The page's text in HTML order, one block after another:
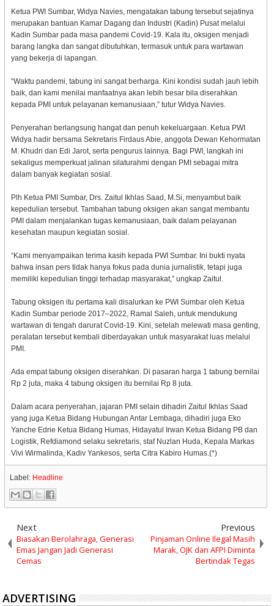
Ketua PWI Sumbar, Widya Navies, mengatakan tabung tersebut sejatinya
merupakan bantuan Kamar Dagang dan Industri (Kadin) Pusat melalui
Kadin Sumbar pada masa pandemi Covid-19. Kala itu, oksigen menjadi
barang langka dan sangat dibutuhkan, termasuk untuk para wartawan
yang bekerja di lapangan.
“Waktu pandemi, tabung ini sangat berharga. Kini kondisi sudah jauh lebih
baik, dan kami menilai manfaatnya akan lebih besar bila diserahkan
kepada PMI untuk pelayanan kemanusiaan,” tutur Widya Navies.
Penyerahan berlangsung hangat dan penuh kekeluargaan. Ketua PWI
Widya hadir bersama Sekretaris Firdaus Abie, anggota Dewan Kehormatan
M. Khudri dan Edi Jarot, serta pengurus lainnya. Bagi PWI, langkah ini
sekaligus memperkuat jalinan silaturahmi dengan PMI sebagai mitra
dalam banyak kegiatan sosial.
Plh Ketua PMI Sumbar, Drs. Zaitul Ikhlas Saad, M.Si, menyambut baik
kepedulian tersebut. Tambahan tabung oksigen akan sangat membantu
PMI dalam menjalankan tugas kemanusiaan, baik dalam pelayanan
kesehatan maupun kegiatan sosial.
“Kami menyampaikan terima kasih kepada PWI Sumbar. Ini bukti nyata
bahwa insan pers tidak hanya fokus pada dunia jurnalistik, tetapi juga
memiliki kepedulian tinggi terhadap masyarakat,” ungkap Zaitul.
Tabung oksigen itu pertama kali disalurkan ke PWI Sumbar oleh Ketua
Kadin Sumbar periode 2017–2022, Ramal Saleh, untuk mendukung
wartawan di tengah darurat Covid-19. Kini, setelah melewati masa genting,
peralatan tersebut kembali diberdayakan untuk masyarakat luas melalui
PMI.
Ada empat tabung oksigen diserahkan. Di pasaran harga 1 tabung bernilai
Rp 2 juta, maka 4 tabung oksigen itu bernilai Rp 8 juta.
Dalam acara penyerahan, jajaran PMI selain dihadiri Zaitul Ikhlas Saad
yang juga Ketua Bidang Hubungan Antar Lembaga, dihadiri juga Eko
Yanche Edrie Ketua Bidang Humas, Hidayatul Irwan Ketua Bidang PB dan
Logistik, Refdiamond selaku sekretaris, staf Nuzlan Huda, Kepala Markas
Vivi Wirmalinda, Kadiv Yankesos, serta Citra Kabiro Humas.(*)
Label: Headline
Next
Biasakan Berolahraga, Generasi
Emas Jangan Jadi Generasi
Cemas
Previous
Pinjaman Online Ilegal Masih
Marak, OJK dan AFPI Diminta
Bertindak Tegas
ADVERTISING